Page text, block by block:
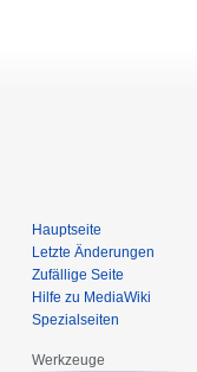
Hauptseite
Letzte Änderungen
Zufällige Seite
Hilfe zu MediaWiki
Spezialseiten
Werkzeuge